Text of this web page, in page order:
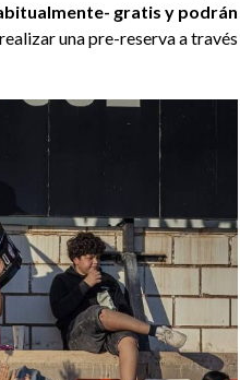
gratis y podrán
una pre-reserva a través